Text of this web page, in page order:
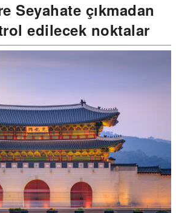
Seyahate çıkmadan
edilecek noktalar